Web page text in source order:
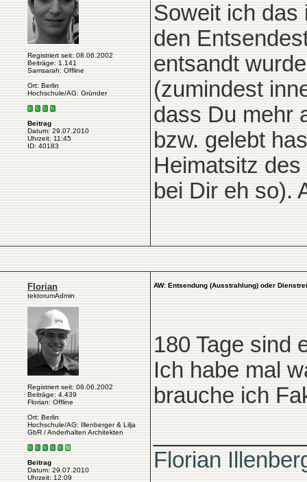
Registriert seit: 08.06.2002
Beiträge: 1.141
Samsarah: Offline
Ort: Berlin
Hochschule/AG: Gründer
Beitrag
Datum: 29.07.2010
Uhrzeit: 11:45
ID: 40183
Soweit ich das
den
entsandt
(zumindest
dass Du mehr
bzw. gelebt
Heimatsitz
bei Dir eh so).
Florian
tektorumAdmin
Registriert seit: 06.06.2002
Beiträge: 4.439
Florian: Offline
Ort: Berlin
Hochschule/AG: Illenberger & Lilja
GbR / Anderhalten Architekten
Beitrag
Datum: 29.07.2010
Uhrzeit: 12:09
AW: Entsendung (Ausstrahlung) oder
180 Tage sind
Ich habe mal
brauche ich
Florian